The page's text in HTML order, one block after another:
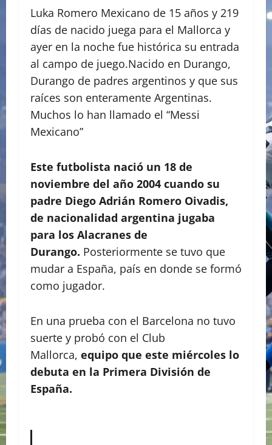
Luka Romero Mexicano de 15 años y 219
días de nacido juega para el Mallorca y
ayer en la noche fue histórica su entrada
al campo de juego.Nacido en Durango,
Durango de padres argentinos y que sus
raíces son enteramente Argentinas.
Muchos lo han llamado el “Messi
Mexicano”
Este futbolista nació un 18 de
noviembre del año 2004 cuando su
padre Diego Adrián Romero Oivadis,
de nacionalidad argentina jugaba
para los Alacranes de
Durango. Posteriormente se tuvo que
mudar a España, país en donde se formó
como jugador.
En una prueba con el Barcelona no tuvo
suerte y probó con el Club
Mallorca, equipo que este miércoles lo
debuta en la Primera División de
España.